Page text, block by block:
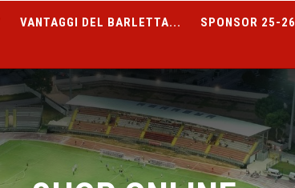
VANTAGGI DEL BARLETTA... SPONSOR 25-26